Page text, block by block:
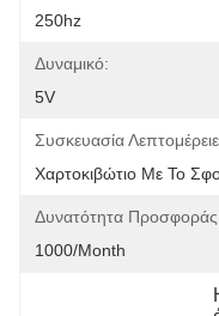
250hz
Δυναμικό:
5V
Συσκευασία
Χαρτοκιβώτιο Με Το
Δυνατότητα
1000/Month